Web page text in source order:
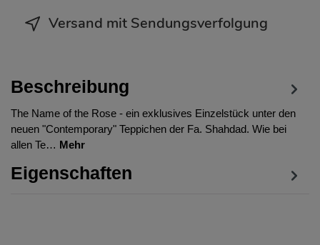
Versand mit Sendungsverfolgung
Beschreibung
The Name of the Rose - ein exklusives Einzelstück unter den
neuen "Contemporary" Teppichen der Fa. Shahdad. Wie bei
allen Te… Mehr
Eigenschaften